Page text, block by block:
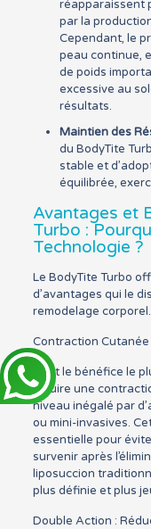
réapparaissent
par la
Cependant, le
peau continue,
de poids
excessive au
résultats.
Maintien des
du BodyTite
stable et
équilibrée,
Avantages et
Turbo :
Technologie ?
Le BodyTite Turbo
d’avantages qui le
remodelage corporel.
Contraction
C’est le bénéfice le
induire une
niveau inégalé par
ou mini-invasives.
essentielle pour
survenir après
liposuccion
plus définie et plus
Double Action :